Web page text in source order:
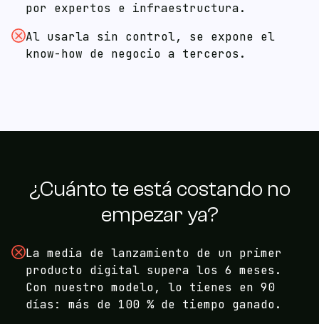
por expertos e infraestructura.
Al usarla sin control, se expone el
know-how de negocio a terceros.
¿Cuánto te está costando no
empezar ya?
La media de lanzamiento de un primer
producto digital supera los 6 meses.
Con nuestro modelo, lo tienes en 90
días: más de 100 % de tiempo ganado.